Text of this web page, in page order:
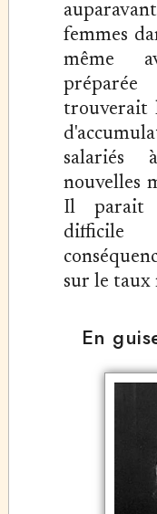
femmes
même
trouverait
nouvelles
Il parait
sur le taux
En